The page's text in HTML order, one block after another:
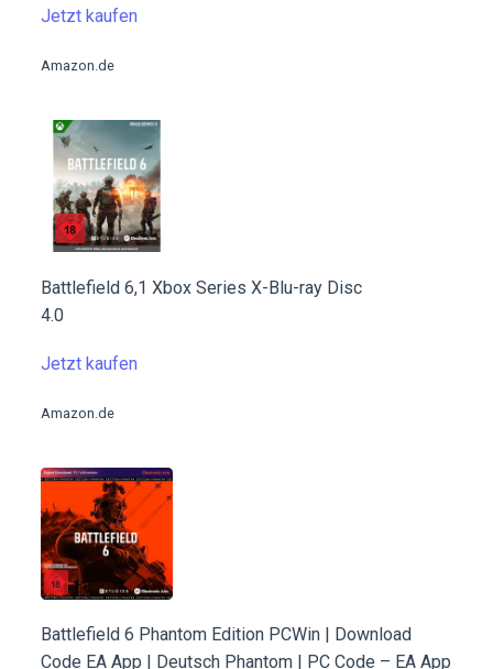
Jetzt kaufen
Amazon.de
Battlefield 6,1 Xbox Series X-Blu-ray Disc
4.0
Jetzt kaufen
Amazon.de
Battlefield 6 Phantom Edition PCWin | Download
Code EA App | Deutsch Phantom | PC Code – EA App